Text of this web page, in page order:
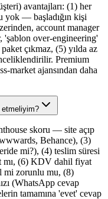
avantajları: (1) her
yok — başladığın kişi
account manager
'şablon over-engineering'
çıkmaz, (5) yılda az
Premium
market ajansından daha
etmeliyim?
skoru — site açıp
Behance), (3)
mi?), (4) teslim süresi
mı, (6) KDV dahil fiyat
mi zorunlu mu, (8)
(WhatsApp cevap
tamamına 'evet' cevap